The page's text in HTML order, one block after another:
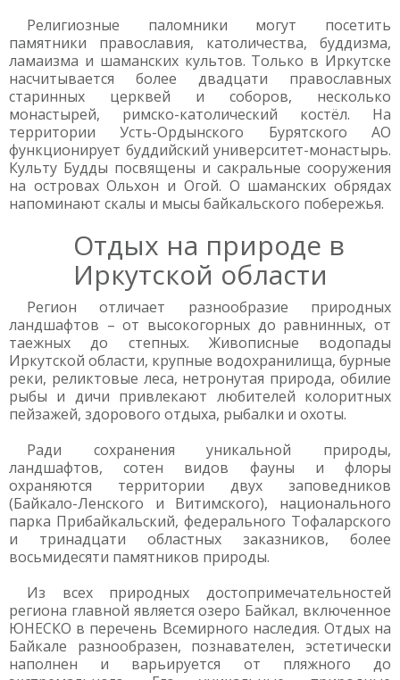
Религиозные паломники могут посетить
памятники православия, католичества, буддизма,
ламаизма и шаманских культов. Только в Иркутске
насчитывается более двадцати православных
старинных церквей и соборов, несколько
монастырей, римско-католический костёл. На
территории Усть-Ордынского Бурятского АО
функционирует буддийский университет-монастырь.
Культу Будды посвящены и сакральные сооружения
на островах Ольхон и Огой. О шаманских обрядах
напоминают скалы и мысы байкальского побережья.
Отдых на природе в
Иркутской области
Регион отличает разнообразие природных
ландшафтов – от высокогорных до равнинных, от
таежных до степных. Живописные водопады
Иркутской области, крупные водохранилища, бурные
реки, реликтовые леса, нетронутая природа, обилие
рыбы и дичи привлекают любителей колоритных
пейзажей, здорового отдыха, рыбалки и охоты.
Ради сохранения уникальной природы,
ландшафтов, сотен видов фауны и флоры
охраняются территории двух заповедников
(Байкало-Ленского и Витимского), национального
парка Прибайкальский, федерального Тофаларского
и тринадцати областных заказников, более
восьмидесяти памятников природы.
Из всех природных достопримечательностей
региона главной является озеро Байкал, включенное
ЮНЕСКО в перечень Всемирного наследия. Отдых на
Байкале разнообразен, познавателен, эстетически
наполнен и варьируется от пляжного до